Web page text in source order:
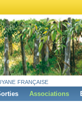
française
Associations